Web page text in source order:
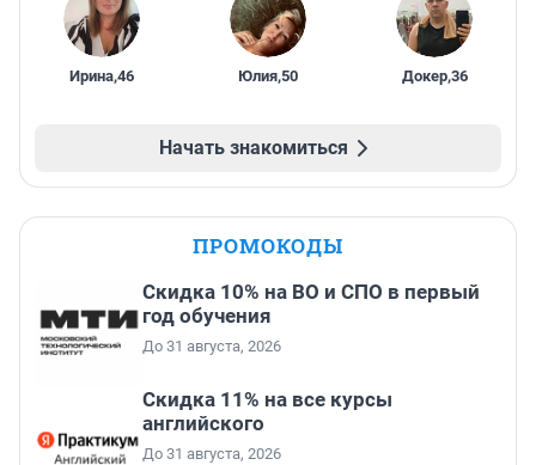
Ирина,46 Юлия,50 Докер,36
Начать знакомиться
ПРОМОКОДЫ
Скидка 10% на ВО и СПО в первый
год обучения
До 31 августа, 2026
Скидка 11% на все курсы
английского
До 31 августа, 2026